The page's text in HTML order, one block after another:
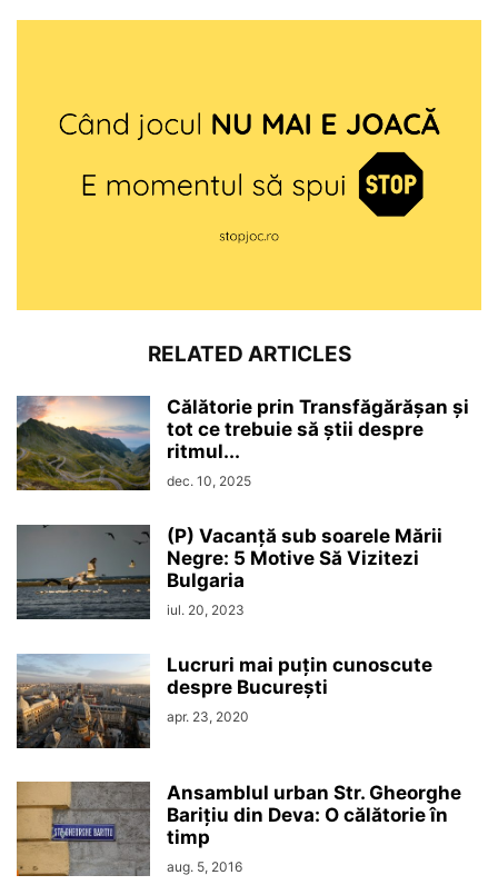
RELATED ARTICLES
Călătorie prin Transfăgărășan și
tot ce trebuie să știi despre
ritmul...
dec. 10, 2025
(P) Vacanță sub soarele Mării
Negre: 5 Motive Să Vizitezi
Bulgaria
iul. 20, 2023
Lucruri mai puțin cunoscute
despre București
apr. 23, 2020
Ansamblul urban Str. Gheorghe
Barițiu din Deva: O călătorie în
timp
aug. 5, 2016